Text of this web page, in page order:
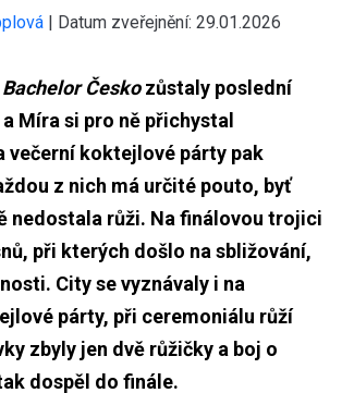
| Datum zveřejnění: 29.01.2026
Bachelor Českozůstaly poslední
Míra si pro ně přichystal
večerní koktejlové párty pak
z nich má určité pouto, byť
nedostala růži. Na finálovou trojici
při kterých došlo na sbližování,
City se vyznávaly i na
párty, při ceremoniálu růží
zbyly jen dvě růžičky a boj o
dospěl do finále.